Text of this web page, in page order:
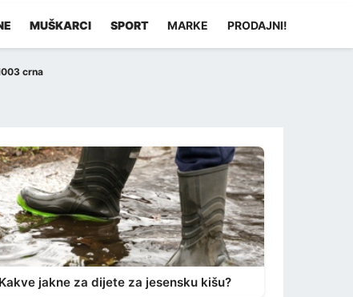
MUŠKARCI SPORT MARKE PRODAJNI!
crna
Kakve jakne za dijete za jesensku kišu?